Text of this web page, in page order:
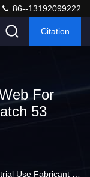
86--13192099222
Citation
For
53